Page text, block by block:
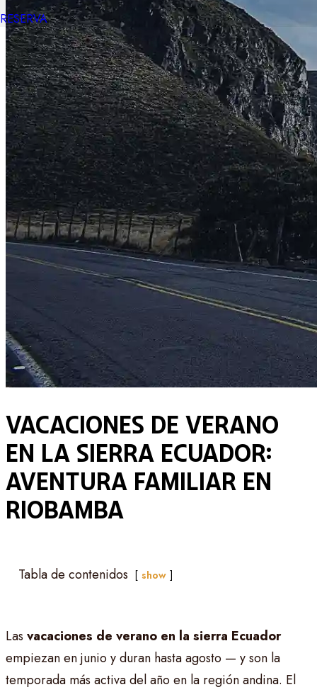
RESERVA
Vacaciones de Verano
en la Sierra Ecuador:
Aventura Familiar en
Riobamba
Tabla de contenidos show
Las vacaciones de verano en la sierra Ecuador
empiezan en junio y duran hasta agosto — y son la
temporada más activa del año en la región andina. El